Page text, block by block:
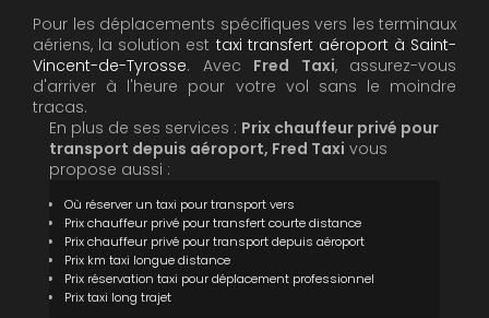
Pour les déplacements spécifiques vers les terminaux
aériens, la solution est taxi transfert aéroport à Saint-
Vincent-de-Tyrosse. Avec Fred Taxi, assurez-vous
d'arriver à l'heure pour votre vol sans le moindre
tracas.
En plus de ses services : Prix chauffeur privé pour
transport depuis aéroport, Fred Taxi vous
propose aussi :
Où réserver un taxi pour transport vers
Prix chauffeur privé pour transfert courte distance
Prix chauffeur privé pour transport depuis aéroport
Prix km taxi longue distance
Prix réservation taxi pour déplacement professionnel
Prix taxi long trajet